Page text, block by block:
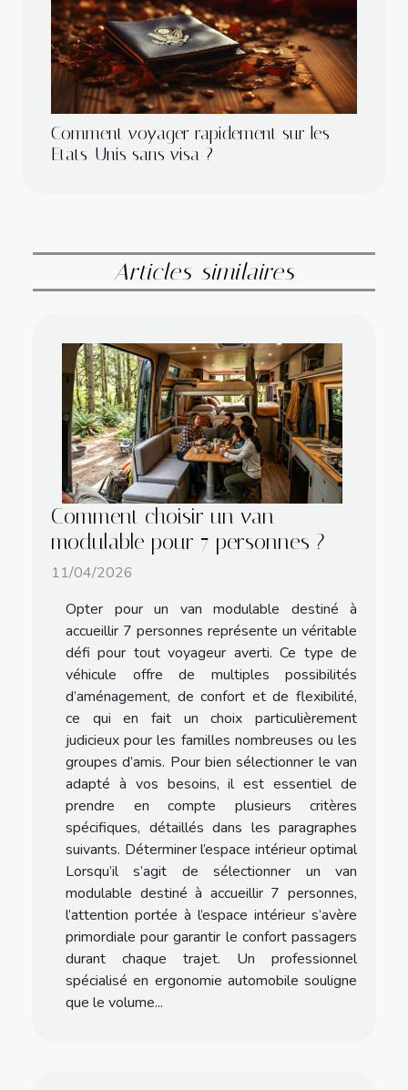
Comment voyager rapidement sur les
Etats-Unis sans visa ?
Articles similaires
Comment choisir un van
modulable pour 7 personnes ?
11/04/2026
Opter pour un van modulable destiné à
accueillir 7 personnes représente un véritable
défi pour tout voyageur averti. Ce type de
véhicule offre de multiples possibilités
d’aménagement, de confort et de flexibilité,
ce qui en fait un choix particulièrement
judicieux pour les familles nombreuses ou les
groupes d’amis. Pour bien sélectionner le van
adapté à vos besoins, il est essentiel de
prendre en compte plusieurs critères
spécifiques, détaillés dans les paragraphes
suivants. Déterminer l’espace intérieur optimal
Lorsqu’il s’agit de sélectionner un van
modulable destiné à accueillir 7 personnes,
l’attention portée à l’espace intérieur s’avère
primordiale pour garantir le confort passagers
durant chaque trajet. Un professionnel
spécialisé en ergonomie automobile souligne
que le volume...